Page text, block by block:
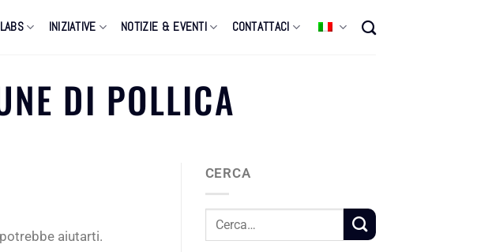
INIZIATIVE NOTIZIE & EVENTI CONTATTACI
DI POLLICA
aiutarti.
CERCA